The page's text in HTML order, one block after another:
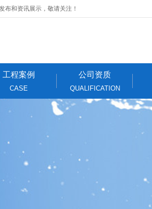
布和资讯展示，敬请关注！
工程案例
CASE
公司资质
QUALIFICATION